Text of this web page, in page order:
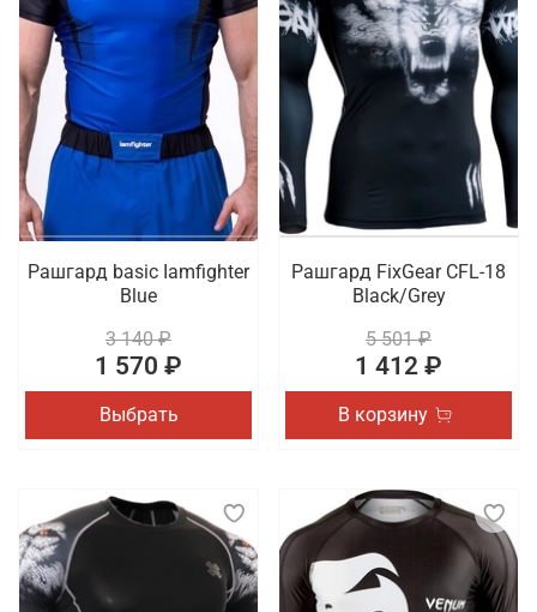
Рашгард basic Iamfighter
Blue
3 140 ₽
1 570 ₽
Выбрать
Рашгард FixGear CFL-18
Black/Grey
5 501 ₽
1 412 ₽
В корзину